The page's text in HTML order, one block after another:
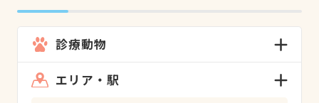
診療動物
エリア・駅